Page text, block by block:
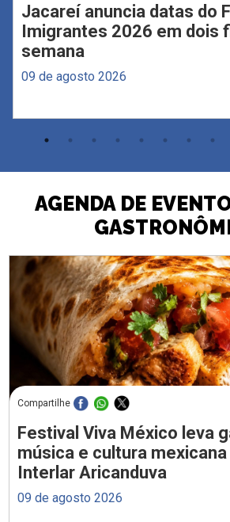
Jacareí anuncia datas do
Imigrantes 2026 em dois
semana
09 de agosto 2026
AGENDA DE
Compartilhe
Festival Viva México leva
música e cultura
Interlar Aricanduva
09 de agosto 2026